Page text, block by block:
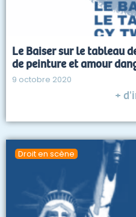
Le Baiser sur le tableau
de peinture et amour
9 octobre 2020
+
Droit en scène